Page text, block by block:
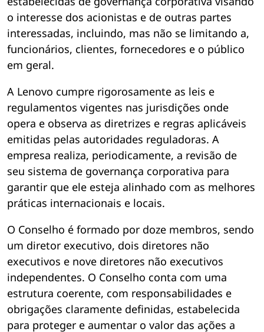
o interesse dos acionistas e de outras partes
interessadas, incluindo, mas não se limitando a,
funcionários, clientes, fornecedores e o público
em geral.
A Lenovo cumpre rigorosamente as leis e
regulamentos vigentes nas jurisdições onde
opera e observa as diretrizes e regras aplicáveis
emitidas pelas autoridades reguladoras. A
empresa realiza, periodicamente, a revisão de
seu sistema de governança corporativa para
garantir que ele esteja alinhado com as melhores
práticas internacionais e locais.
O Conselho é formado por doze membros, sendo
um diretor executivo, dois diretores não
executivos e nove diretores não executivos
independentes. O Conselho conta com uma
estrutura coerente, com responsabilidades e
obrigações claramente definidas, estabelecida
para proteger e aumentar o valor das ações a